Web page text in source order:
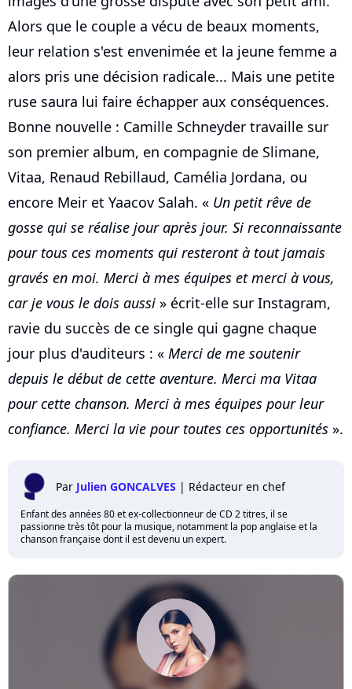
Alors que le couple a vécu de beaux moments,
leur relation s'est envenimée et la jeune femme a
alors pris une décision radicale... Mais une petite
ruse saura lui faire échapper aux conséquences.
Bonne nouvelle : Camille Schneyder travaille sur
son premier album, en compagnie de Slimane,
Vitaa, Renaud Rebillaud, Camélia Jordana, ou
encore Meir et Yaacov Salah. « Un petit rêve de
gosse qui se réalise jour après jour. Si reconnaissante
pour tous ces moments qui resteront à tout jamais
gravés en moi. Merci à mes équipes et merci à vous,
car je vous le dois aussi » écrit-elle sur Instagram,
ravie du succès de ce single qui gagne chaque
jour plus d'auditeurs : « Merci de me soutenir
depuis le début de cette aventure. Merci ma Vitaa
pour cette chanson. Merci à mes équipes pour leur
confiance. Merci la vie pour toutes ces opportunités ».
Par Julien GONCALVES | Rédacteur en chef
Enfant des années 80 et ex-collectionneur de CD 2 titres, il se
passionne très tôt pour la musique, notamment la pop anglaise et la
chanson française dont il est devenu un expert.